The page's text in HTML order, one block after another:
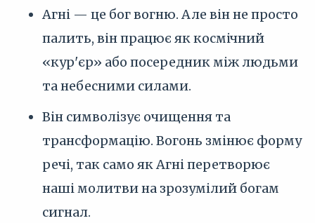
Агні — це бог вогню. Але він не просто
палить, він працює як космічний
«кур'єр» або посередник між людьми
та небесними силами.
Він символізує очищення та
трансформацію. Вогонь змінює форму
речі, так само як Агні перетворює
наші молитви на зрозумілий богам
сигнал.